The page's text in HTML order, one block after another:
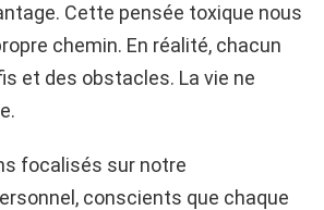
Cette pensée toxique nous
chemin. En réalité, chacun
et des obstacles. La vie ne
focalisés sur notre
conscients que chaque